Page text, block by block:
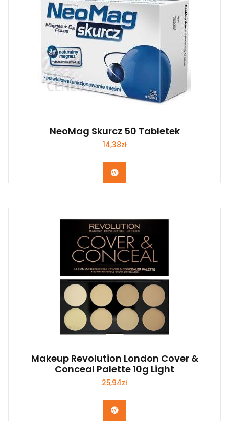
NeoMag Skurcz 50 Tabletek
14,38zł
Zobacz
Makeup Revolution London Cover &
Conceal Palette 10g Light
25,94zł
Zobacz